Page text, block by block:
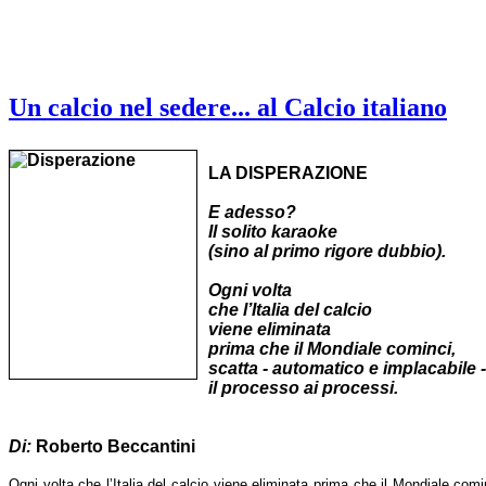
Un calcio nel sedere... al Calcio italiano
LA DISPERAZIONE
E adesso?
Il solito karaoke
(sino al primo rigore dubbio).
Ogni volta
che l’Italia del calcio
viene eliminata
prima che il Mondiale cominci,
scatta - automatico e implacabile -
il processo ai processi.
Di: Roberto Beccantini